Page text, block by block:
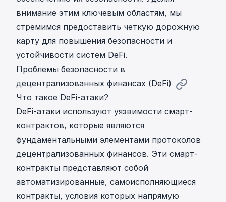
внимание этим ключевым областям, мы
стремимся предоставить четкую дорожную
карту для повышения безопасности и
устойчивости систем DeFi.
Проблемы безопасности в
децентрализованных финансах (DeFi)
Что такое DeFi-атаки?
DeFi-атаки используют уязвимости смарт-
контрактов, которые являются
фундаментальными элементами протоколов
децентрализованных финансов. Эти смарт-
контракты представляют собой
автоматизированные, самоисполняющиеся
контракты, условия которых напрямую